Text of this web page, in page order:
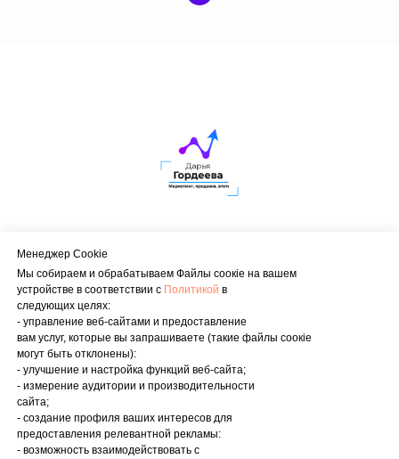
Менеджер Cookie
Мы собираем и обрабатываем Файлы соoкіе на вашем
устройстве в соответствии с Политикой в
следующих целях:
- управление веб-сайтами и предоставление
вам услуг, которые вы запрашиваете (такие файлы соокіе
могут быть отклонены):
- улучшение и настройка функций веб-сайта;
- измерение аудитории и производительности
сайта;
- создание профиля ваших интересов для
предоставления релевантной рекламы:
- возможность взаимодействовать с
ИП Гордеева Дарья Владимировна
ОГРНИП 326619600044162
электронная почта marketing_gordeeva@mail.ru
телефон 8 980 248 59 23
Договор оферты
Cогласие на обработку персональных данных
Согласие на рассылку рекламных материалов